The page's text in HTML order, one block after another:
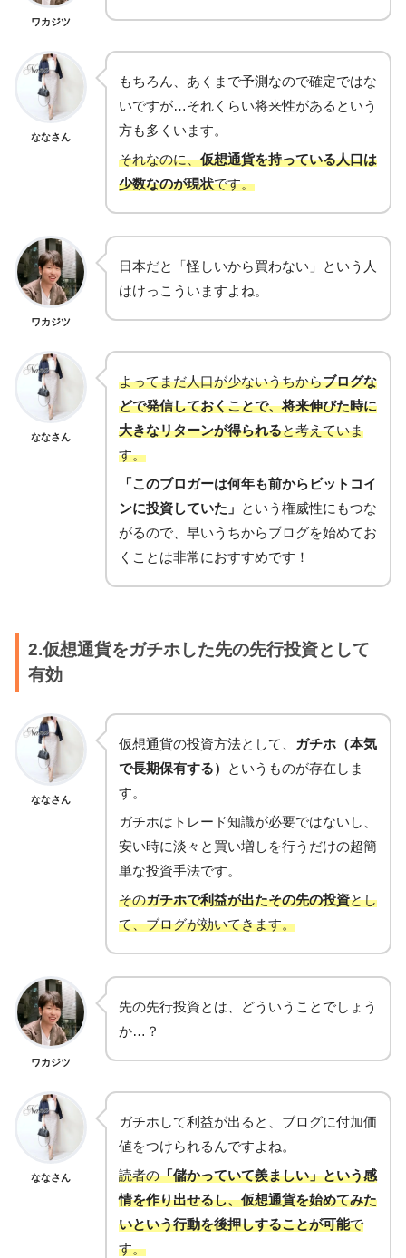
ワカジツ
ななさん
もちろん、あくまで予測なので確定ではな
いですが…それくらい将来性があるという
方も多くいます。
それなのに、仮想通貨を持っている人口は
少数なのが現状です。
ワカジツ
日本だと「怪しいから買わない」という人
はけっこういますよね。
ななさん
よってまだ人口が少ないうちからブログな
どで発信しておくことで、将来伸びた時に
大きなリターンが得られると考えていま
す。
「このブロガーは何年も前からビットコイ
ンに投資していた」 という権威性にもつな
がるので、早いうちからブログを始めてお
くことは非常におすすめです！
2.仮想通貨をガチホした先の先行投資として
有効
ななさん
仮想通貨の投資方法として、 ガチホ（本気
で長期保有する）
というものが存在しま
す。
ガチホはトレード知識が必要ではないし、
安い時に淡々と買い増しを行うだけの超簡
単な投資手法です。
そのガチホで利益が出たその先の投資とし
て、ブログが効いてきます。
ワカジツ
先の先行投資とは、どういうことでしょう
か…？
ななさん
ガチホして利益が出ると、ブログに付加価
値をつけられるんですよね。
読者の「儲かっていて羨ましい」という感
情を作り出せるし、仮想通貨を始めてみた
いという行動を後押しすることが可能で
す。